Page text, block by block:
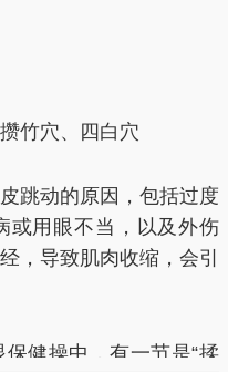
竹穴、四白穴
跳动的原因，包括过度
或用眼不当，以及外伤
，导致肌肉收缩，会引
健操中，有一节是“揉